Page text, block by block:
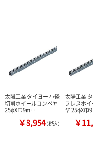
太陽工業 タイヨー 小径
切削ホイールコンベヤ
25φX巾9m…
￥8,954（税込）
太陽工業
プレスホ
ヤ 25φX巾
￥